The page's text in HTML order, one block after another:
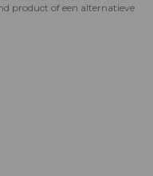
product of een alternatieve